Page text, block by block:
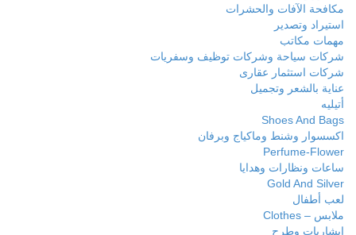
مكافحة الآفات والحشرات
استيراد وتصدير
مهمات مكاتب
شركات سياحة وشركات توظيف وسفريات
شركات استثمار عقارى
عناية بالشعر وتجميل
أتيليه
Shoes And Bags
اكسسوار وشنط وماكياج وبرفان
Perfume-Flower
ساعات ونظارات وهدايا
Gold And Silver
لعب أطفال
ملابس – Clothes
إيشاربات وطرح